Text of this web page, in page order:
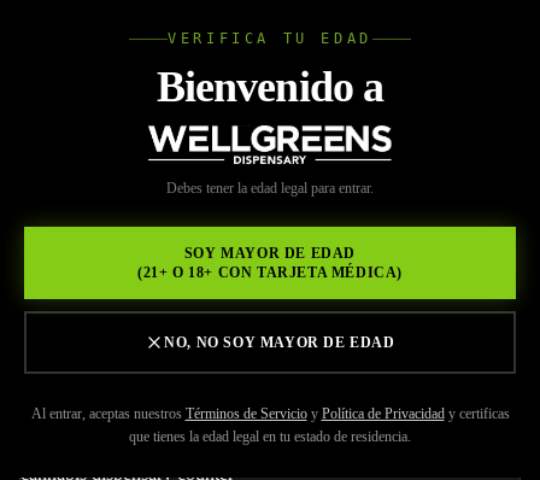
VERIFICA TU EDAD
Bienvenido a
Debes tener la edad legal para entrar.
SOY MAYOR DE EDAD
(21+ O 18+ CON TARJETA MÉDICA)
NO, NO SOY MAYOR DE EDAD
Al entrar, aceptas nuestros Términos de Servicio y Política de Privacidad y certificas
que tienes la edad legal en tu estado de residencia.
Volver a Recursos
Wellgreens, tu principal
refugio de cannabis en Lake
Murray